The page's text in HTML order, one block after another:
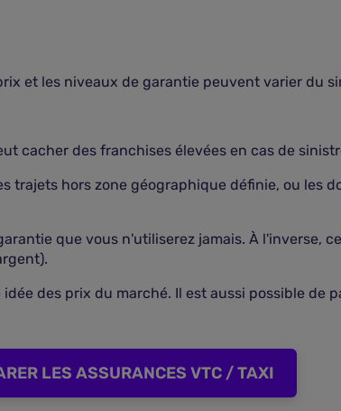
et les niveaux de garantie peuvent varier du
cacher des franchises élevées en cas de
trajets hors zone géographique définie, ou les
que vous n'utiliserez jamais. À l'inverse,
des prix du marché. Il est aussi possible de
LES ASSURANCES VTC / TAXI